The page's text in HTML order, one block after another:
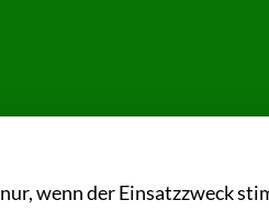
wenn der Einsatzzweck